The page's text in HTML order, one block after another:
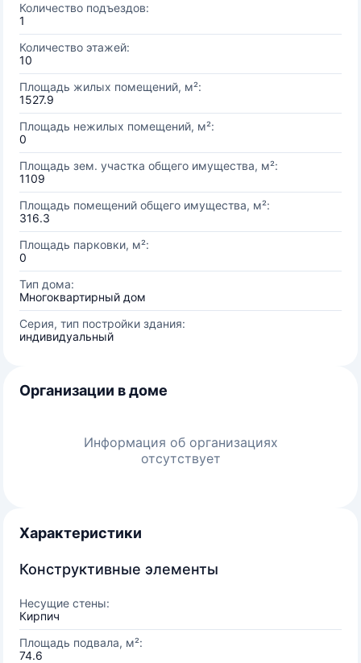
Количество подъездов:
1
Количество этажей:
10
Площадь жилых помещений, м²:
1527.9
Площадь нежилых помещений, м²:
0
Площадь зем. участка общего имущества, м²:
1109
Площадь помещений общего имущества, м²:
316.3
Площадь парковки, м²:
0
Тип дома:
Многоквартирный дом
Серия, тип постройки здания:
индивидуальный
Организации в доме
Информация об организациях
отсутствует
Характеристики
Конструктивные элементы
Несущие стены:
Кирпич
Площадь подвала, м²:
74.6